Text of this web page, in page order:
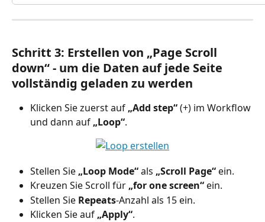
Schritt 3: Erstellen von „Page Scroll
down“ - um die Daten auf jede Seite
vollständig geladen zu werden
Klicken Sie zuerst auf „Add step“ (+) im Workflow
und dann auf „Loop“.
Stellen Sie „Loop Mode“ als „Scroll Page“ ein.
Kreuzen Sie Scroll für „for one screen“ ein.
Stellen Sie Repeats-Anzahl als 15 ein.
Klicken Sie auf „Apply“.